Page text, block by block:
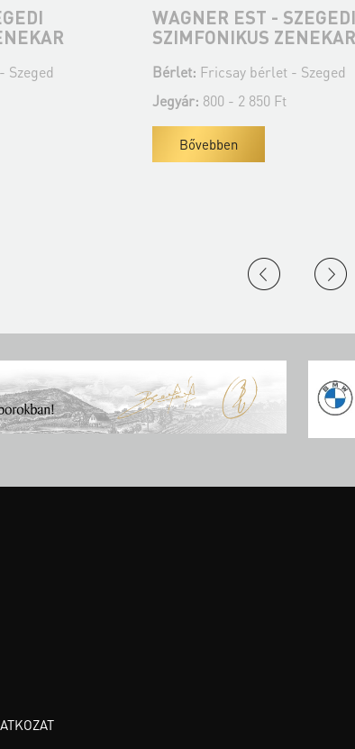
Szeged
WAGNER EST - SZEGEDI
SZIMFONIKUS ZENEKAR
Bérlet: Fricsay bérlet - Szeged
Jegyár: 800 - 2 850 Ft
Bővebben